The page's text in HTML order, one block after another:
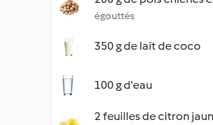
égouttés
350 g de lait de coco
100 g d'eau
2 feuilles de citron